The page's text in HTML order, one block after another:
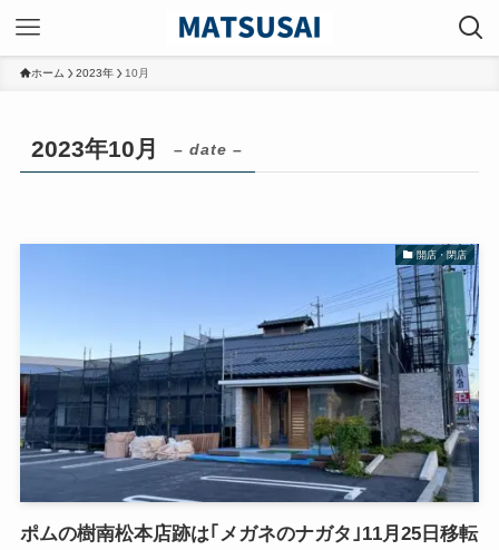
ホーム 2023年 10月
2023年10月 – date –
開店・閉店
ポムの樹南松本店跡は｢メガネのナガタ｣11月25日移転